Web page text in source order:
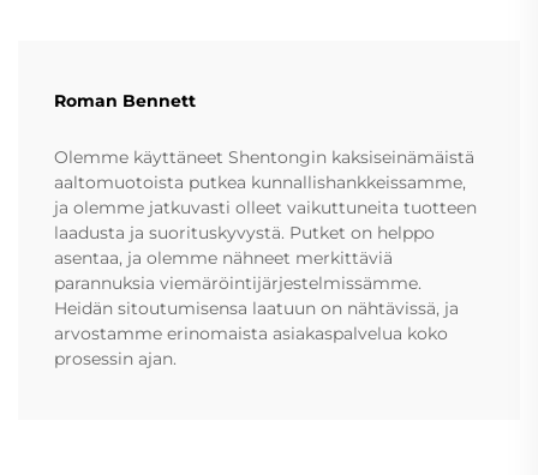
Roman Bennett
Olemme käyttäneet Shentongin kaksiseinämäistä
aaltomuotoista putkea kunnallishankkeissamme,
ja olemme jatkuvasti olleet vaikuttuneita tuotteen
laadusta ja suorituskyvystä. Putket on helppo
asentaa, ja olemme nähneet merkittäviä
parannuksia viemäröintijärjestelmissämme.
Heidän sitoutumisensa laatuun on nähtävissä, ja
arvostamme erinomaista asiakaspalvelua koko
prosessin ajan.